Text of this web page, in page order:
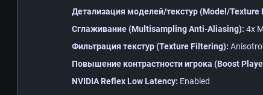
Детализация моделей/текстур (Model/Texture
Сглаживание (Multisampling Anti-Aliasing): 4x
Фильтрация текстур (Texture Filtering):
Повышение контрастности игрока (Boost
NVIDIA Reflex Low Latency: Enabled